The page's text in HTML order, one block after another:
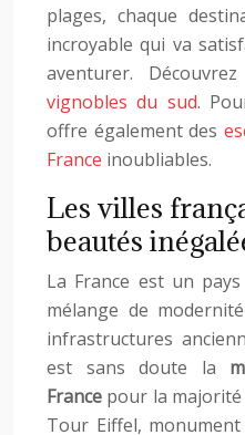
plages, chaque
incroyable qui va
aventurer.
vignobles du sud.
offre également des
France inoubliables.
Les villes
beautés
La France est un
mélange de
infrastructures
est sans doute la
France pour la majorité
Tour Eiffel,